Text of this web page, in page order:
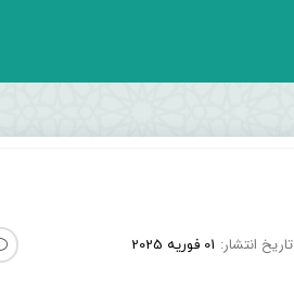
تاریخ انتشار: 01 فوریه 2025